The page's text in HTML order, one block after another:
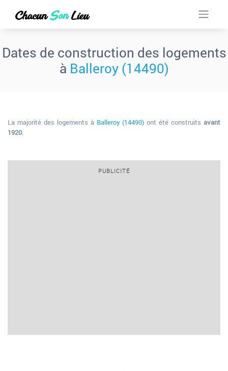
Dates de construction des logements
à Balleroy (14490)
La majorité des logements à Balleroy (14490) ont été construitsavant
1920.
PUBLICITÉ